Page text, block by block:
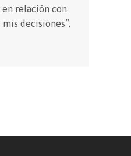
en relación con
decisiones”,